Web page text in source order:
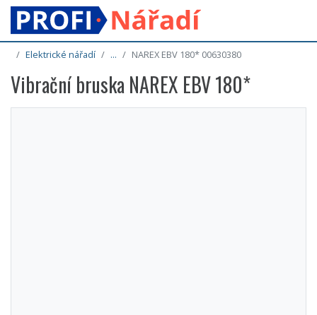
Elektrické nářadí ... NAREX EBV 180* 00630380
Vibrační bruska NAREX EBV 180*